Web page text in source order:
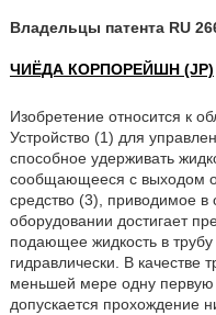
Владельцы патента RU
ЧИЁДА КОРПОРЕЙШН (JP)
Изобретение относится к
Устройство (1) для
способное удерживать
сообщающееся с выходом
средство (3), приводимое в
оборудовании достигает
подающее жидкость в
гидравлически. В качестве
меньшей мере одну первую
допускается прохождение